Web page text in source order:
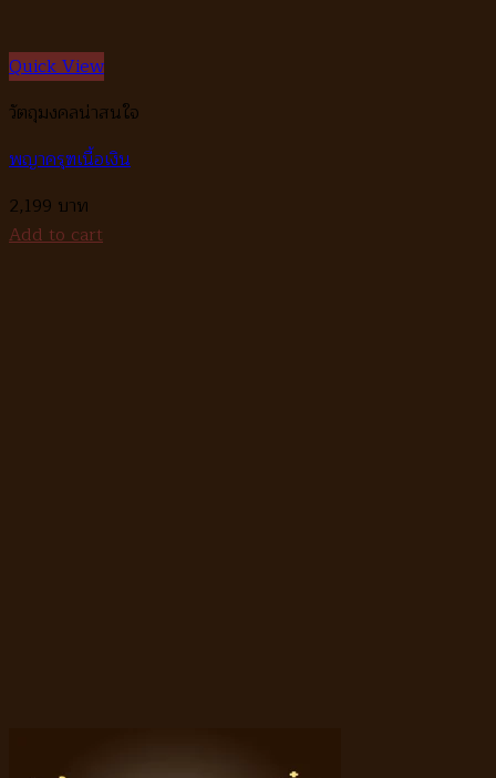
Quick View
วัตถุมงคลน่าสนใจ
พญาครุฑเนื้อเงิน
2,199
Add to cart